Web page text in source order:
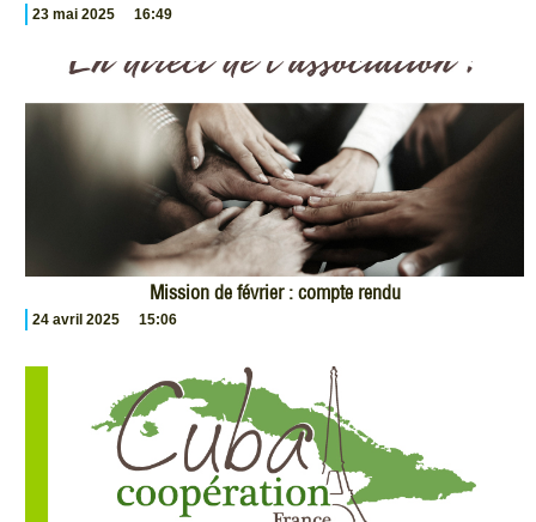
23 mai 2025 16:49
Mission de février : compte rendu
24 avril 2025 15:06